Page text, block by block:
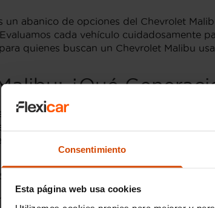
Consentimiento
Esta página web usa cookies
un abanico de opciones del Chevrolet
cada vehículo cuidadosamente
quienes buscan un Chevrolet Malibu
¿Qué
un Chevrolet Malibu, la octava
en una opción atractiva. Esta
conductores que buscan un buen sedán
y Rendimientos del
diversas opciones motorizadas,